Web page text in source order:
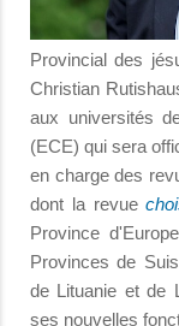
Provincial des
Christian
aux universités
(ECE) qui sera
en charge des
dont la revue
Province
Provinces de
de Lituanie et de
ses nouvelles